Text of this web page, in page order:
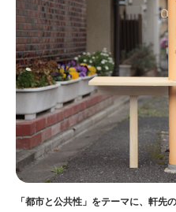
「都市と公共性」をテーマに、軒先